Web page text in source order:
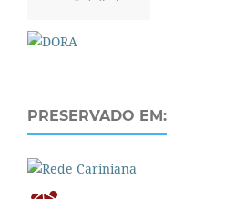
PRESERVADO EM: